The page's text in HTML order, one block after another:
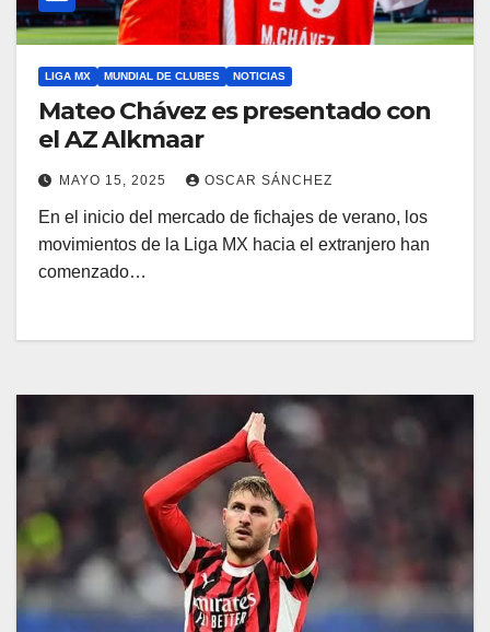
LIGA MX MUNDIAL DE CLUBES NOTICIAS
Mateo Chávez es presentado con
el AZ Alkmaar
MAYO 15, 2025 OSCAR SÁNCHEZ
En el inicio del mercado de fichajes de verano, los
movimientos de la Liga MX hacia el extranjero han
comenzado…